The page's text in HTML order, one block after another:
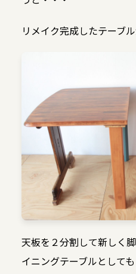
リメイク完成したテーブ
天板を２分割して新しく
イニングテーブルとして